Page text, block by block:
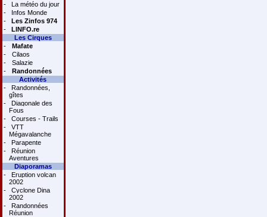
-
La météo du jour
-
Infos Monde
-
Les Zinfos 974
-
LINFO.re
Les Cirques
-
Mafate
-
Cilaos
-
Salazie
-
Randonnées
Activités
-
Randonnées,
gîtes
-
Diagonale des
Fous
-
Courses - Trails
-
VTT
Mégavalanche
-
Parapente
-
Réunion
Aventures
Diaporamas
-
Eruption volcan
2002
-
Cyclone Dina
2002
-
Randonnées
Réunion